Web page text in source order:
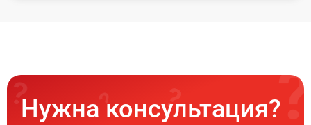
Нужна консультация?